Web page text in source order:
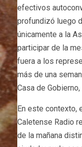
efectivos
profundizó luego
únicamente a la
participar de la
fuera a los
más de una
Casa de
En este contexto,
Caletense Radio
de la mañana